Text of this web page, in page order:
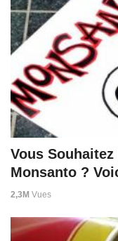
Vous
Monsanto ?
2,3M Vues